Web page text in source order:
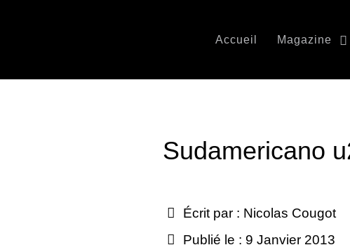
Accueil Magazine
Sudamericano
Écrit par : Nicolas Cougot
Publié le : 9 Janvier 2013